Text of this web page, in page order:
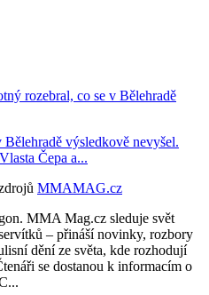
rozebral, co se v Bělehradě
výsledkově nevyšel.
Čepa a...
MMAMAG.cz
MMA Mag.cz sleduje svět
– přináší novinky, rozbory
dění ze světa, kde rozhodují
se dostanou k informacím o